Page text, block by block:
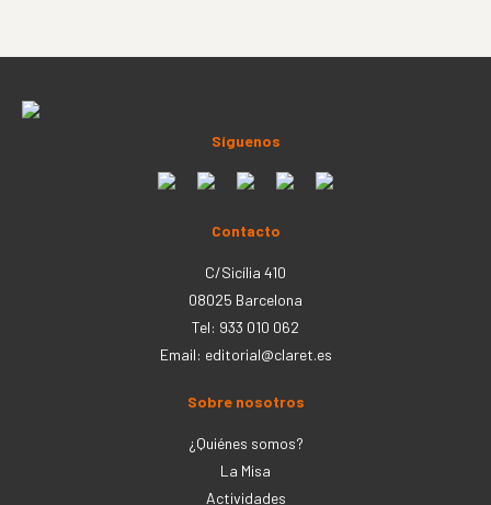
Síguenos
Contacto
C/Sicília 410
08025 Barcelona
Tel: 933 010 062
Email: editorial@claret.es
Sobre nosotros
¿Quiénes somos?
La Misa
Actividades